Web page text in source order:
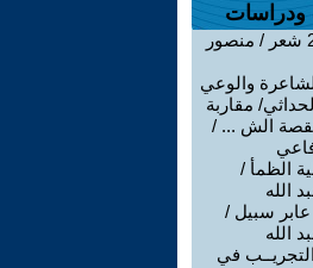
ودراسات
ديوان 24 شعر / منصور
والوعي
مقاربة
الش ... /
الظمأ /
الله
عابر سبيل /
الله
في